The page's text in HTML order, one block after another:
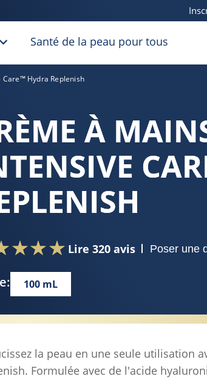
Santé de la peau pour tous
Hydra Replenish
À
Lire 320 avis Poser une
100 mL
la peau en une seule utilisation
Formulée avec de l'acide